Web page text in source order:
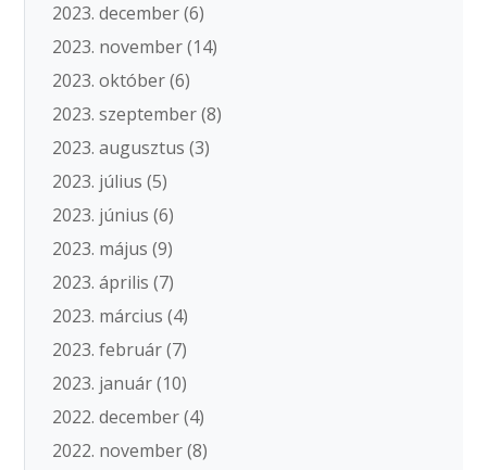
2023. december(6)
2023. november(14)
2023. október(6)
2023. szeptember(8)
2023. augusztus (3)
2023. július (5)
2023. június (6)
2023. május (9)
2023. április (7)
2023. március (4)
2023. február(7)
2023. január(10)
2022. december(4)
2022. november(8)